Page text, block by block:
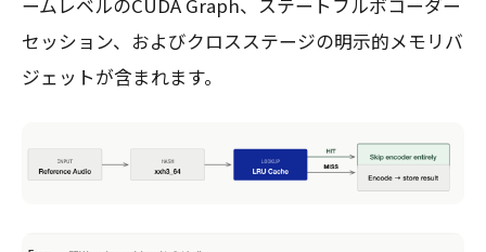
ームレベルのCUDA Graph、ステートフルボコーダー
セッション、およびクロスステージの明示的メモリバ
ジェットが含まれます。